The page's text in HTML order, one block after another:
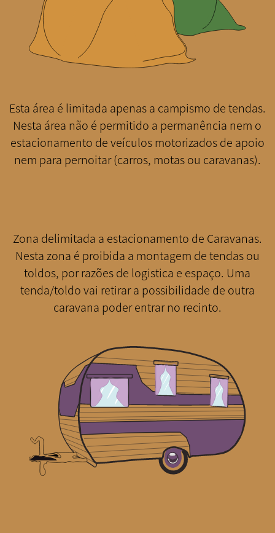
Esta área é limitada apenas a campismo de tendas.
Nesta área não é permitido a permanência nem o
estacionamento de veículos motorizados de apoio
nem para pernoitar (carros, motas ou caravanas).
Zona delimitada a estacionamento de Caravanas.
Nesta zona é proibida a montagem de tendas ou
toldos, por razões de logistica e espaço. Uma
tenda/toldo vai retirar a possibilidade de outra
caravana poder entrar no recinto.